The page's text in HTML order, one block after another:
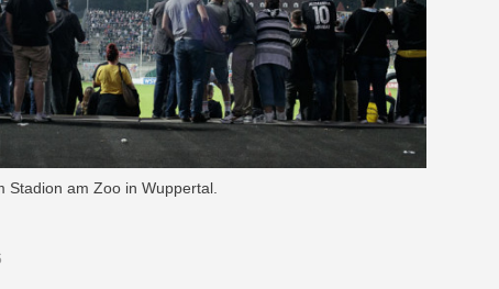
Stadion am Zoo in Wuppertal.